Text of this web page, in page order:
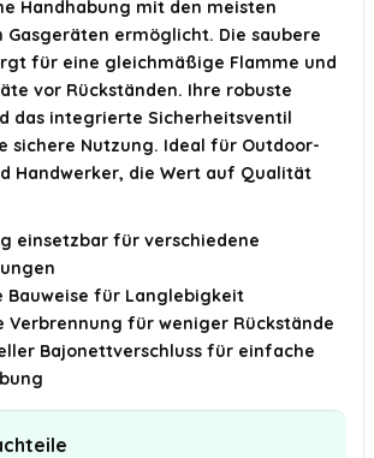
Handhabung mit den meisten
Gasgeräten ermöglicht. Die saubere
für eine gleichmäßige Flamme und
vor Rückständen. Ihre robuste
das integrierte Sicherheitsventil
sichere Nutzung. Ideal für Outdoor-
Handwerker, die Wert auf Qualität
einsetzbar für verschiedene
Bauweise für Langlebigkeit
Verbrennung für weniger Rückstände
Bajonettverschluss für einfache